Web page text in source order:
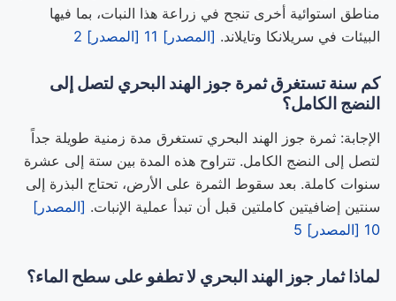
مناطق استوائية أخرى تنجح في زراعة هذا النبات، بما فيها
البيئات في سريلانكا وتايلاند. [المصدر] 11 [المصدر] 2
كم سنة تستغرق ثمرة جوز الهند البحري لتصل إلى
النضج الكامل؟
الإجابة: ثمرة جوز الهند البحري تستغرق مدة زمنية طويلة جداً
لتصل إلى النضج الكامل. تتراوح هذه المدة بين ستة إلى عشرة
سنوات كاملة. بعد سقوط الثمرة على الأرض، تحتاج البذرة إلى
سنتين إضافيتين كاملتين قبل أن تبدأ عملية الإنبات. [المصدر]
10 [المصدر] 5
لماذا ثمار جوز الهند البحري لا تطفو على سطح الماء؟